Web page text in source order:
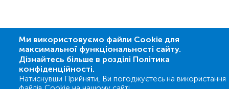
Ми використовуємо файли Cookie для
максимальної функціональності сайту.
Дізнайтесь більше в розділі Політика
конфіденційності.
Натиснувши Прийняти, Ви погоджуєтесь на використання